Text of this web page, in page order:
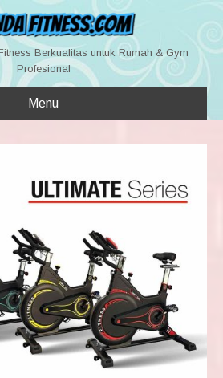
Berkualitas untuk Rumah & Gym
Profesional
Menu